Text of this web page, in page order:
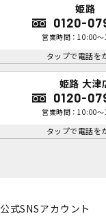
姫路
0120-
営業時間：10:00
タップで電話を
姫路 大津
0120-
営業時間：10:00
タップで電話を
公式SNSアカウント